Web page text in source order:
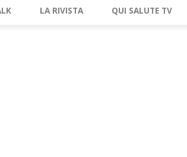
LA RIVISTA QUI SALUTE TV